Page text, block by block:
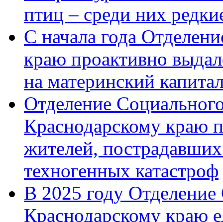
птиц – среди них
С начала года
краю проактивно
на материнский
Отделение
Краснодарскому краю
жителей,
техногенных катастроф
В 2025 году
Краснодарскому краю